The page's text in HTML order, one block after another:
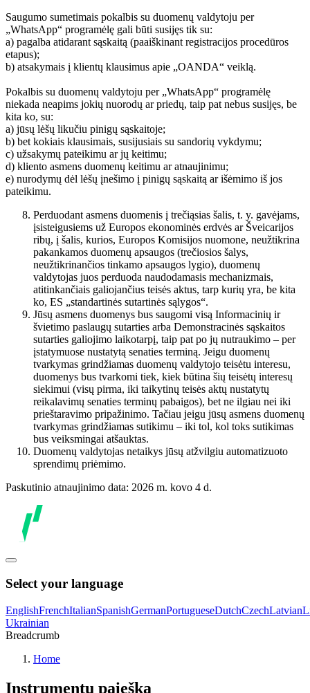
Saugumo sumetimais pokalbis su duomenų valdytoju per
„WhatsApp“ programėlę gali būti susijęs tik su:
a) pagalba atidarant sąskaitą (paaiškinant registracijos procedūros
etapus);
b) atsakymais į klientų klausimus apie „OANDA“ veiklą.
Pokalbis su duomenų valdytoju per „WhatsApp“ programėlę
niekada neapims jokių nuorodų ar priedų, taip pat nebus susijęs, be
kita ko, su:
a) jūsų lėšų likučiu pinigų sąskaitoje;
b) bet kokiais klausimais, susijusiais su sandorių vykdymu;
c) užsakymų pateikimu ar jų keitimu;
d) kliento asmens duomenų keitimu ar atnaujinimu;
e) nurodymų dėl lėšų įnešimo į pinigų sąskaitą ar išėmimo iš jos
pateikimu.
Perduodant asmens duomenis į trečiąsias šalis, t. y. gavėjams,
įsisteigusiems už Europos ekonominės erdvės ar Šveicarijos
ribų, į šalis, kurios, Europos Komisijos nuomone, neužtikrina
pakankamos duomenų apsaugos (trečiosios šalys,
neužtikrinančios tinkamo apsaugos lygio), duomenų
valdytojas juos perduoda naudodamasis mechanizmais,
atitinkančiais galiojančius teisės aktus, tarp kurių yra, be kita
ko, ES „standartinės sutartinės sąlygos“.
Jūsų asmens duomenys bus saugomi visą Informacinių ir
švietimo paslaugų sutarties arba Demonstracinės sąskaitos
sutarties galiojimo laikotarpį, taip pat po jų nutraukimo – per
įstatymuose nustatytą senaties terminą. Jeigu duomenų
tvarkymas grindžiamas duomenų valdytojo teisėtu interesu,
duomenys bus tvarkomi tiek, kiek būtina šių teisėtų interesų
siekimui (visų pirma, iki taikytinų teisės aktų nustatytų
reikalavimų senaties terminų pabaigos), bet ne ilgiau nei iki
prieštaravimo pripažinimo. Tačiau jeigu jūsų asmens duomenų
tvarkymas grindžiamas sutikimu – iki tol, kol toks sutikimas
bus veiksmingai atšauktas.
Duomenų valdytojas netaikys jūsų atžvilgiu automatizuoto
sprendimų priėmimo.
Paskutinio atnaujinimo data: 2026 m. kovo 4 d.
Select your language
EnglishFrenchItalianSpanishGermanPortugueseDutchCzechLatvian
Ukrainian
Breadcrumb
Home
Instrumentų paieška